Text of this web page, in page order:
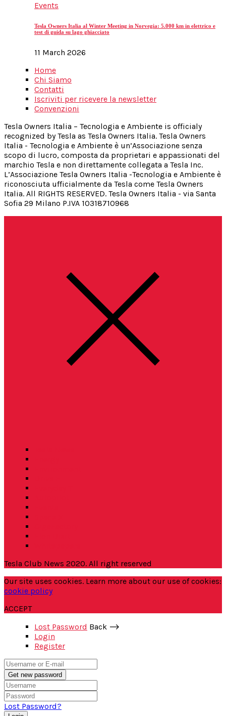
Events
Tesla Owners Italia al Winter Meeting in Norvegia: 5.000 km in elettrico e
test di guida su lago ghiacciato
11 March 2026
Home
Chi Siamo
Contatti
Iscriviti per ricevere la newsletter
Convenzioni
Tesla Owners Italia – Tecnologia e Ambiente is officialy
recognized by Tesla as Tesla Owners Italia. Tesla Owners
Italia - Tecnologia e Ambiente è un’Associazione senza
scopo di lucro, composta da proprietari e appassionati del
marchio Tesla e non direttamente collegata a Tesla Inc.
L’Associazione Tesla Owners Italia -Tecnologia e Ambiente è
riconosciuta ufficialmente da Tesla come Tesla Owners
Italia. All RIGHTS RESERVED. Tesla Owners Italia - via Santa
Sofia 29 Milano P.IVA 10318710968
Tesla Club News 2020. All right reserved
Our site uses cookies. Learn more about our use of cookies:
cookie policy
ACCEPT
Lost Password Back ⟶
Login
Register
Get new password
Lost Password?